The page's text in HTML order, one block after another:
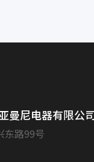
曼尼电器有限公
东路99号